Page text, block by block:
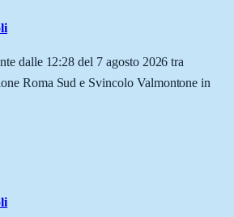
dalle 12:28 del 7 agosto 2026 tra
Roma Sud e Svincolo Valmontone in